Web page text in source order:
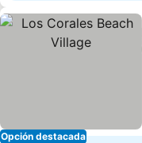
Opción destacada